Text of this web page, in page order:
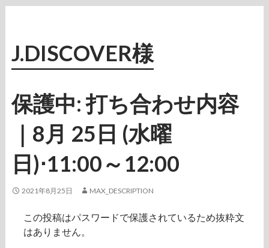
J.DISCOVER様
保護中: 打ち合わせ内容
｜8月 25日 (水曜
日)⋅11:00～12:00
2021年8月25日 MAX_DESCRIPTION
この投稿はパスワードで保護されているため抜粋文
はありません。